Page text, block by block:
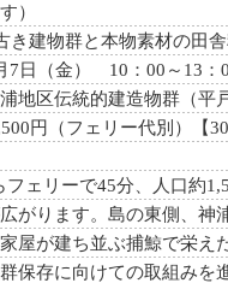
）
き建物群と本物素材の田
7日（金） 10：00～13
地区伝統的建造物群（平
円（フェリー代別）【30
フェリーで45分、人口約
がります。島の東側、神
屋が建ち並ぶ捕鯨で栄え
保存に向けての取組みを